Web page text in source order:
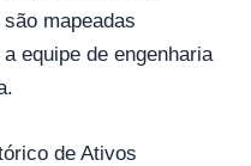
mapeadas
equipe de engenharia
de Ativos